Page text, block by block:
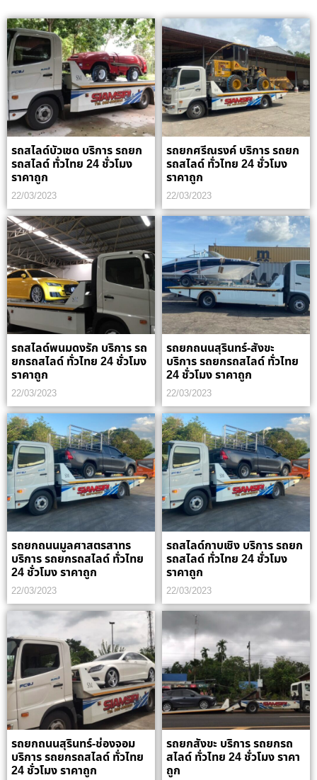
รถสไลด์บัวเชด บริการ รถยก
รถสไลด์ ทั่วไทย 24 ชั่วโมง
ราคาถูก
22/03/2023
รถยกศรีณรงค์ บริการ รถยก
รถสไลด์ ทั่วไทย 24 ชั่วโมง
ราคาถูก
22/03/2023
รถสไลด์พนมดงรัก บริการ รถ
ยกรถสไลด์ ทั่วไทย 24 ชั่วโมง
ราคาถูก
22/03/2023
รถยกถนนสุรินทร์-สังขะ
บริการ รถยกรถสไลด์ ทั่วไทย
24 ชั่วโมง ราคาถูก
22/03/2023
รถยกถนนมูลศาสตรสาทร
บริการ รถยกรถสไลด์ ทั่วไทย
24 ชั่วโมง ราคาถูก
22/03/2023
รถสไลด์กาบเชิง บริการ รถยก
รถสไลด์ ทั่วไทย 24 ชั่วโมง
ราคาถูก
22/03/2023
รถยกถนนสุรินทร์-ช่องจอม
บริการ รถยกรถสไลด์ ทั่วไทย
24 ชั่วโมง ราคาถูก
รถยกสังขะ บริการ รถยกรถ
สไลด์ ทั่วไทย 24 ชั่วโมง ราคา
ถูก